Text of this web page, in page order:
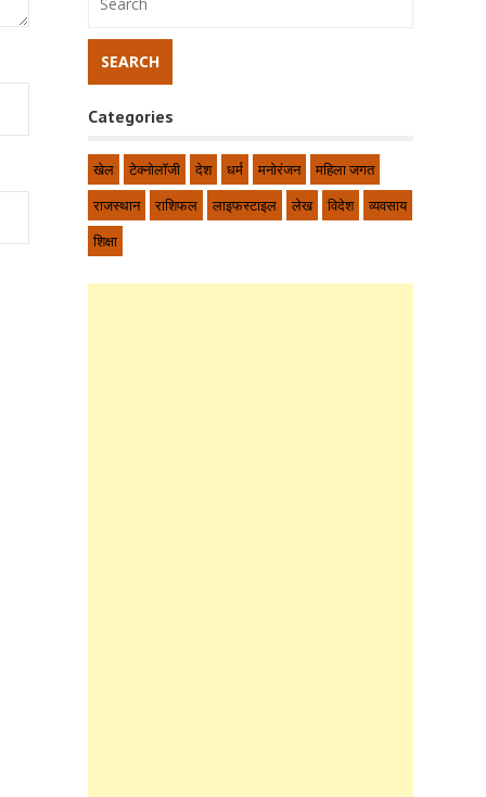
Categories
खेल टेक्नोलॉजी देश धर्म मनोरंजन
महिला जगत
राजस्थान
राशिफल लाइफस्टाइल लेख विदेश
व्यवसाय
शिक्षा